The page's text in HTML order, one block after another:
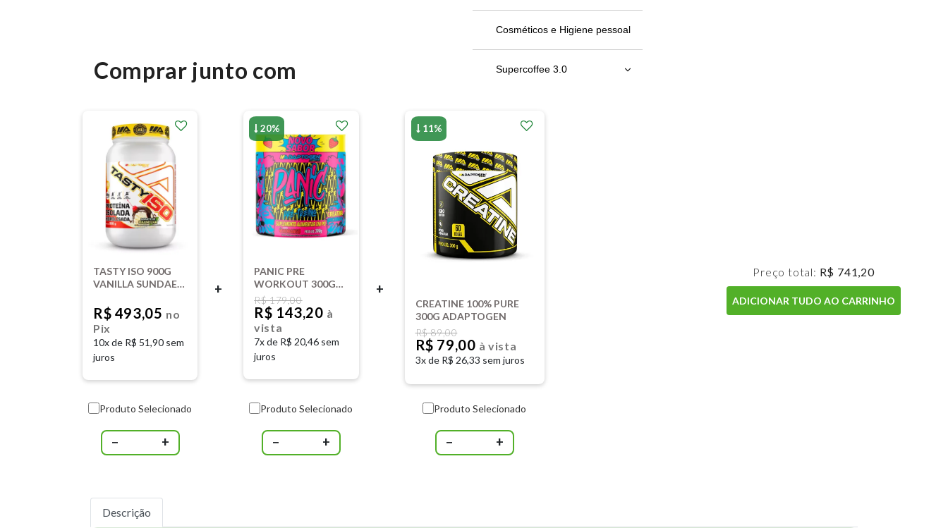
Bebidas em Geral
Chocolates
Refeição
Cosméticos e Higiene pessoal
Supercoffee 3.0
Comprar junto com
TASTY ISO 900G
VANILLA SUNDAE
SCIENCE
R$ 493,05 no
Pix
10x de R$ 51,90 sem
juros
Produto Selecionado
− +
+
20%
PANIC PRE
WORKOUT 300G
MORANGO
ADAPTOGEN
SCIENCE
R$ 179,00
R$ 143,20 à
vista
7x de R$ 20,46 sem
juros
Produto Selecionado
− +
+
11%
CREATINE 100% PURE
300G ADAPTOGEN
R$ 89,00
R$ 79,00 à vista
3x de R$ 26,33 sem juros
Produto Selecionado
− +
Preço total: R$ 741,20
ADICIONAR TUDO AO CARRINHO
Descrição